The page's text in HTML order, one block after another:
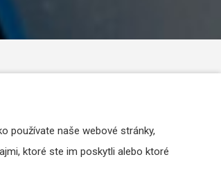
používate naše webové stránky,
ktoré ste im poskytli alebo ktoré